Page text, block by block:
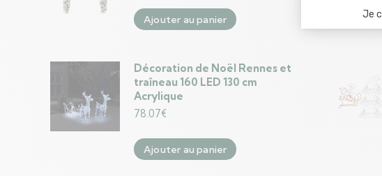
Ajouter au panier
Décoration de Noël Rennes et
traîneau 160 LED 130 cm
Acrylique
78.07€
Ajouter au panier